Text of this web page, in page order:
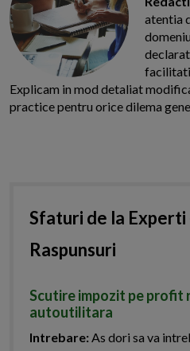
atentia
Explicam in mod detaliat
practice pentru orice dilema
Sfaturi de la
Raspunsuri
Scutire impozit pe profit
autoutilitara
Intrebare:As dori sa va